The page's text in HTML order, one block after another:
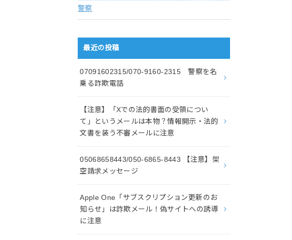
警察
最近の投稿
07091602315/070-9160-2315 警察を名
乗る詐欺電話
【注意】「Xでの法的書面の受領につい
て」というメールは本物？情報開示・法的
文書を装う不審メールに注意
05068658443/050-6865-8443 【注意】架
空請求メッセージ
Apple One「サブスクリプション更新のお
知らせ」は詐欺メール！偽サイトへの誘導
に注意